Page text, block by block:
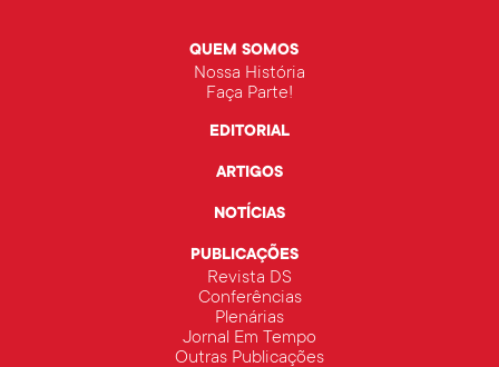
QUEM SOMOS
Nossa História
Faça Parte!
EDITORIAL
ARTIGOS
NOTÍCIAS
PUBLICAÇÕES
Revista DS
Conferências
Plenárias
Jornal Em Tempo
Outras Publicações